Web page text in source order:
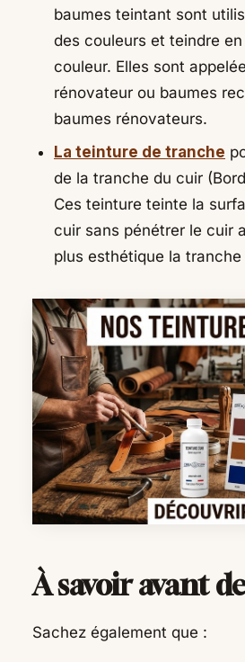
baumes teintant sont
des couleurs et teindre
couleur. Elles sont
rénovateur ou baumes
baumes rénovateurs.
La teinture de tranche
de la tranche du cuir
Ces teinture teinte la
cuir sans pénétrer le cuir
plus esthétique la tranche
À savoir avant
Sachez également que :